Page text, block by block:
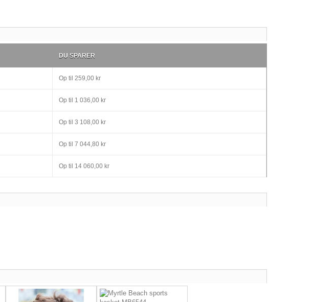
DU SPARER
Op til 259,00 kr
Op til 1 036,00 kr
Op til 3 108,00 kr
Op til 7 044,80 kr
Op til 14 060,00 kr